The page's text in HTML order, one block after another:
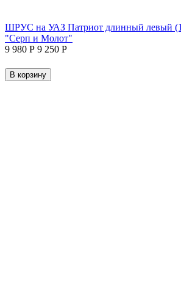
ШРУС на УАЗ Патриот длинный левый
"Серп и Молот"
9 980 Р 9 250 Р
В корзину